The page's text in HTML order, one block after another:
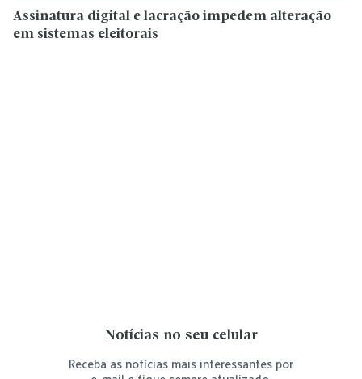
Assinatura digital e lacração impedem alteração
em sistemas eleitorais
Notícias no seu celular
Receba as notícias mais interessantes por